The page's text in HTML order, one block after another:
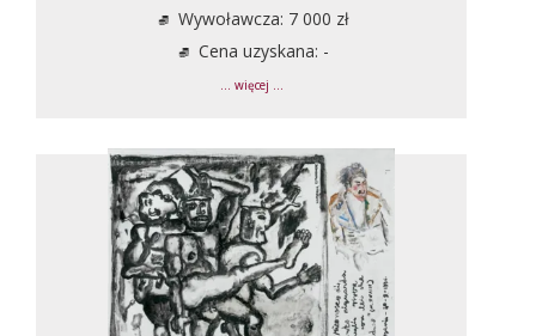
Wywoławcza: 7 000 zł
Cena uzyskana: -
... więcej ...